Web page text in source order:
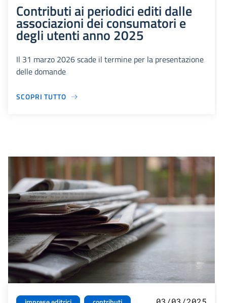
Contributi ai periodici editi dalle
associazioni dei consumatori e
degli utenti anno 2025
Il 31 marzo 2026 scade il termine per la presentazione
delle domande
SCOPRI TUTTO